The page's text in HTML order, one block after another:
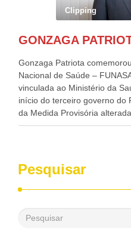
Governadora de
Casa Civil, Rui Costa, e da
de todo Nordeste que
Clipping
Gonzaga Patriota
Nacional de Saúde –
vinculada ao Ministério da
início do terceiro governo do
da Medida Provisória
pelo Congresso Nacional.
desenvolvimento dos seus
passado, essa Fundação
reais, com suas
saneamento básico, em
Patriota disse ainda que,
Pesquisar